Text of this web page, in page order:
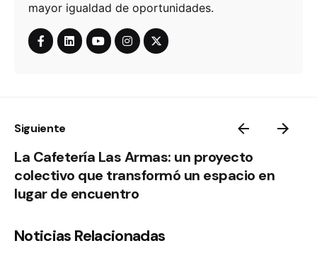
mayor igualdad de oportunidades.
Siguiente
La Cafetería Las Armas: un proyecto
colectivo que transformó un espacio en
lugar de encuentro
Noticias Relacionadas